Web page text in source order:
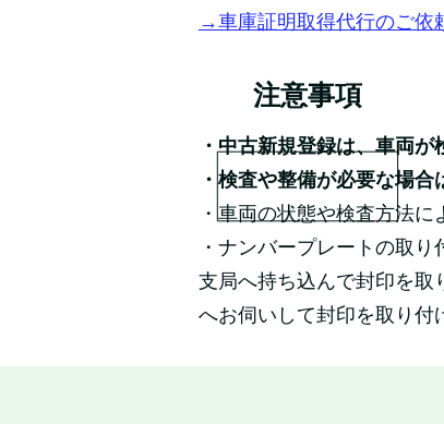
→車庫証明取得代行のご依
注意事項
・中古新規登録は、車両が
・検査や整備が必要な場
・車両の状態や検査方法
・ナンバープレートの取
支局へ持ち込んで封印を取
へお伺いして封印を取り付